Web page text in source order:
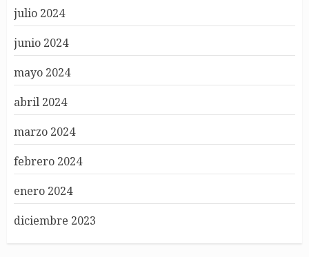
julio 2024
junio 2024
mayo 2024
abril 2024
marzo 2024
febrero 2024
enero 2024
diciembre 2023